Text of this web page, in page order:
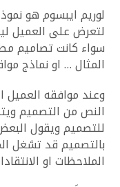
لوريم ايبسوم هو
لتعرض على العميل
سواء كانت تصاميم
المثال … او نماذج
وعند موافقه العميل
النص من التصميم
للتصميم ويقول
بالتصميم قد تشغل
الملاحظات او